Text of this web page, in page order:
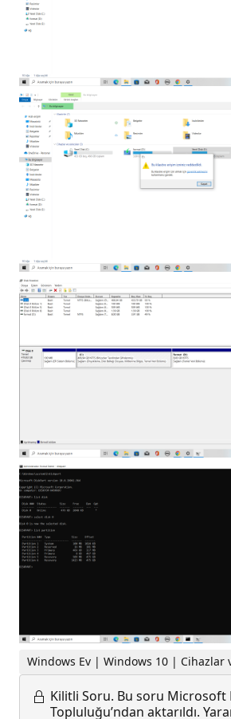
Windows Ev | Windows 10 | Cihazlar
Kilitli Soru. Bu soru Microsoft
Topluluğu’ndan aktarıldı.